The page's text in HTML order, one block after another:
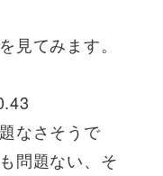
見てみます。
なさそうで
問題ない、そ